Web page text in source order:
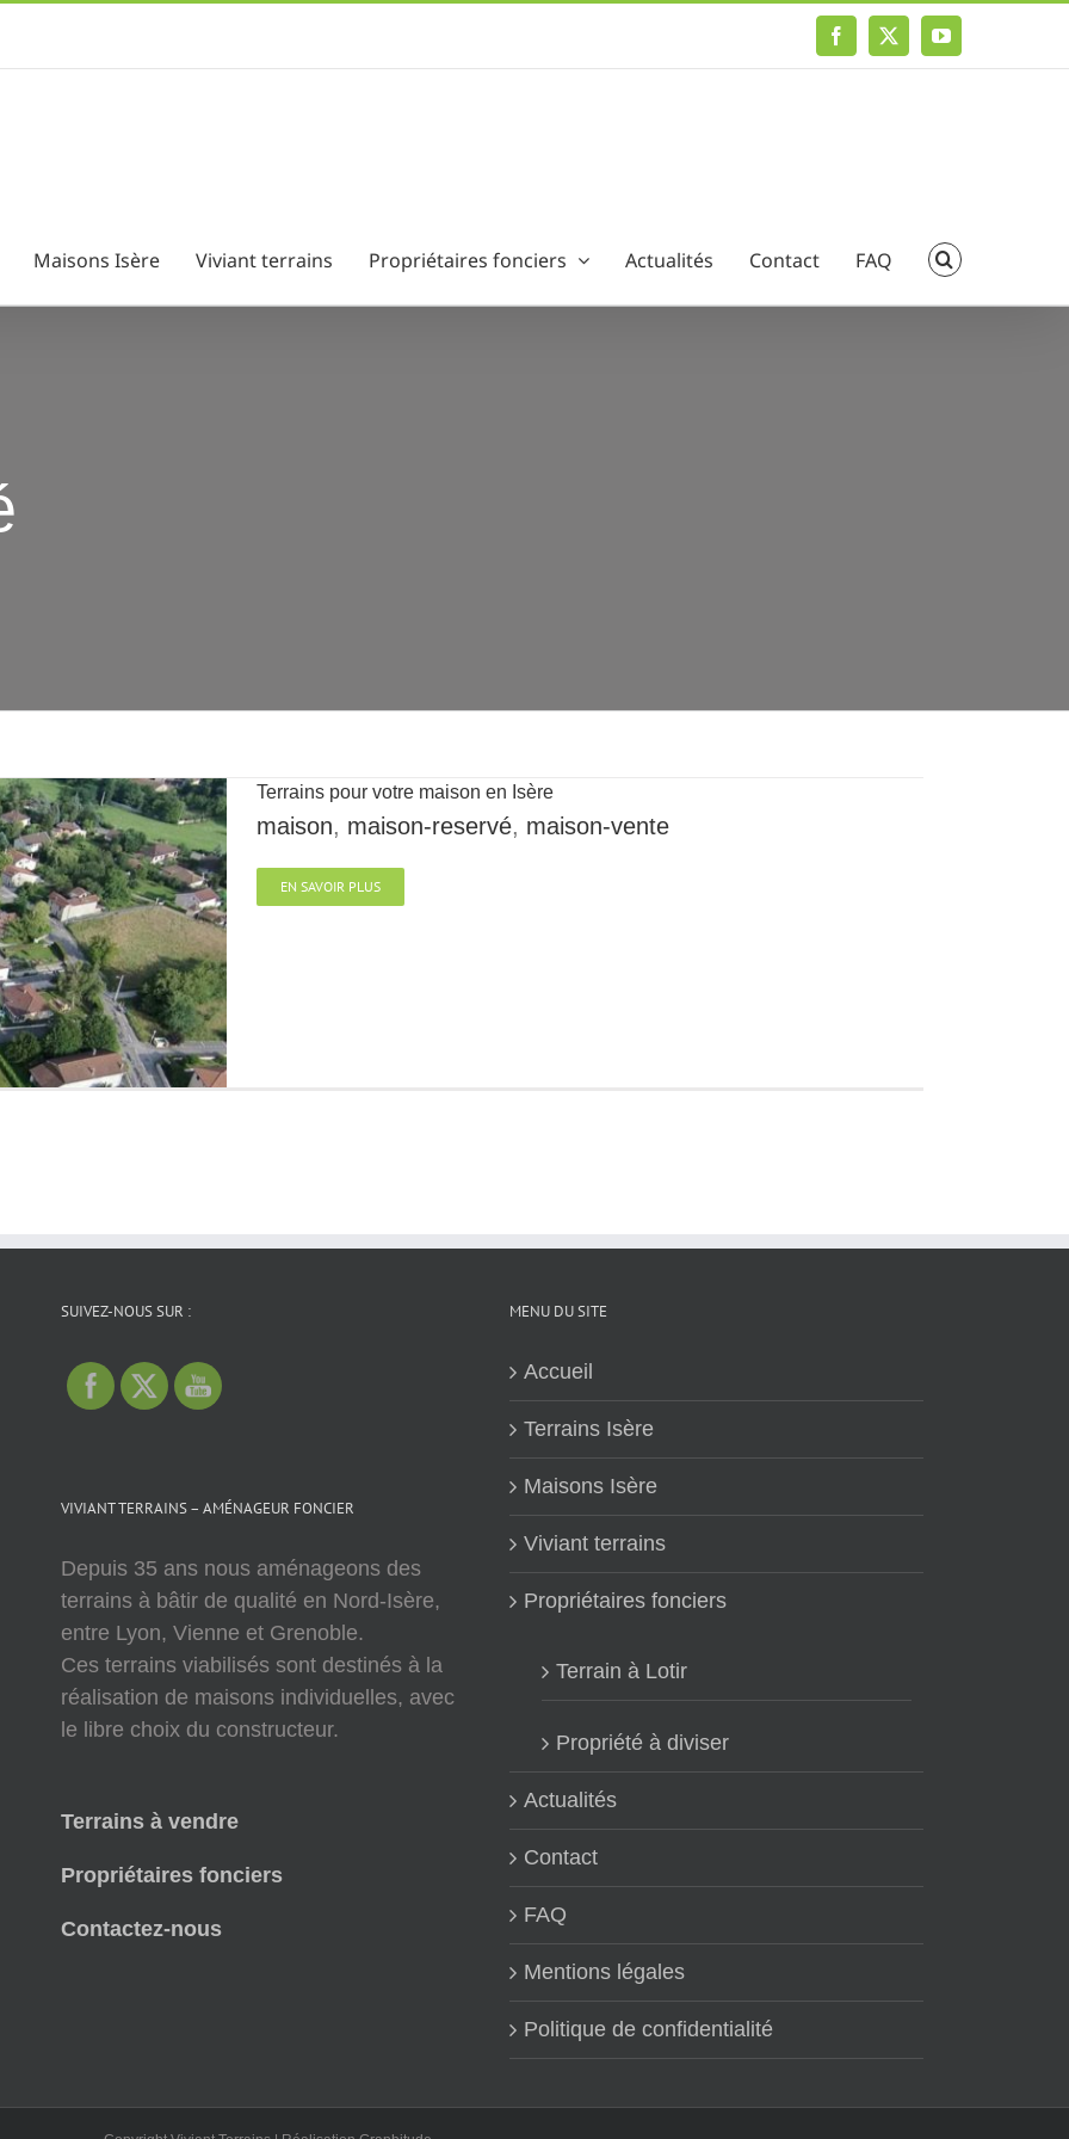
Facebook
X YouTube
Maisons Isère Viviant terrains Propriétaires fonciers Actualités Contact FAQ
Terrains pour votre maison en Isère
maison, maison-reservé, maison-vente
EN SAVOIR PLUS
SUIVEZ-NOUS SUR :
VIVIANT TERRAINS – AMÉNAGEUR FONCIER
Depuis 35 ans nous aménageons des
terrains à bâtir de qualité en Nord-Isère,
entre Lyon, Vienne et Grenoble.
Ces terrains viabilisés sont destinés à la
réalisation de maisons individuelles, avec
le libre choix du constructeur.
Terrains à vendre
Propriétaires fonciers
Contactez-nous
MENU DU SITE
Accueil
Terrains Isère
Maisons Isère
Viviant terrains
Propriétaires fonciers
Terrain à Lotir
Propriété à diviser
Actualités
Contact
FAQ
Mentions légales
Politique de confidentialité